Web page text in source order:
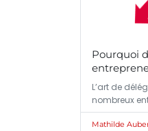
Pourquoi
L’art de
nombreux
Mathilde